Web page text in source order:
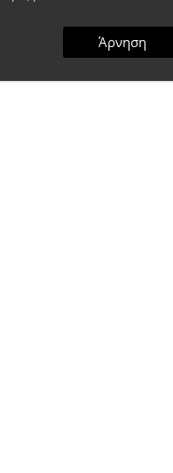
Άρνηση